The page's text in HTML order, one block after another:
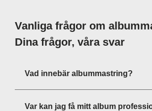
Vanliga frågor om
Dina frågor, våra svar
Vad innebär albummastring?
Var kan jag få mitt album